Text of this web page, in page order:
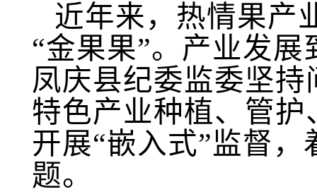
近年来，热情果产
“金果果”。产业发
凤庆县纪委监委坚
特色产业种植、管
开展“嵌入式”监督
题。